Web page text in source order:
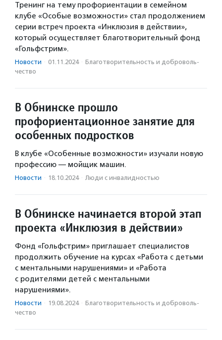
Тренинг на тему профориентации в семейном
клубе «Особые возможности» стал продолжением
серии встреч проекта «Инклюзия в действии»,
который осуществляет благотворительный фонд
«Гольфстрим».
Новости · 01.11.2024 · Благотвори­тель­ность и доброволь­
чест­во
В Обнинске прошло
профориентационное занятие для
особенных подростков
В клубе «Особенные возможности» изучали новую
профессию — мойщик машин.
Новости · 18.10.2024 · Люди с инвалидностью
В Обнинске начинается второй этап
проекта «Инклюзия в действии»
Фонд «Гольфстрим» приглашает специалистов
продолжить обучение на курсах «Работа с детьми
с ментальными нарушениями» и «Работа
с родителями детей с ментальными
нарушениями».
Новости · 19.08.2024 · Благотвори­тель­ность и доброволь­
чест­во